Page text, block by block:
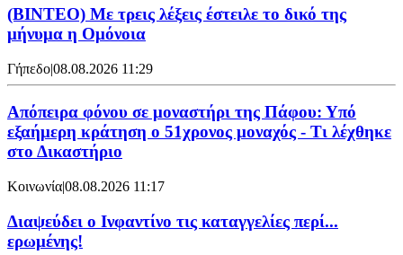
(ΒΙΝΤΕΟ) Με τρεις λέξεις έστειλε το δικό της
μήνυμα η Ομόνοια
Γήπεδο|08.08.2026 11:29
Απόπειρα φόνου σε μοναστήρι της Πάφου: Υπό
εξαήμερη κράτηση ο 51χρονος μοναχός - Τι λέχθηκε
στο Δικαστήριο
Κοινωνία|08.08.2026 11:17
Διαψεύδει ο Ινφαντίνο τις καταγγελίες περί...
ερωμένης!